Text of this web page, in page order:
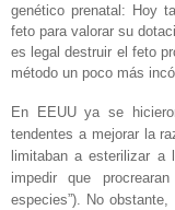
genético prenatal: Hoy
feto para valorar su
es legal destruir el feto
método un poco más
En EEUU ya se
tendentes a mejorar la
limitaban a esterilizar a
impedir que
especies”). No